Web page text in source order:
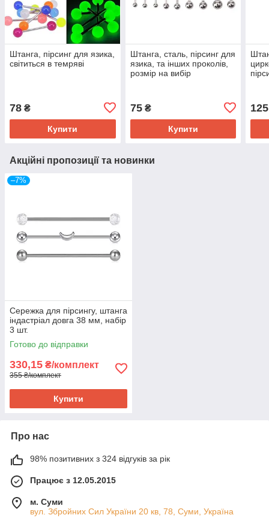
Штанга, пірсинг для язика,
світиться в темряві
78 ₴
Купити
Штанга, сталь, пірсинг для
язика, та інших проколів,
розмір на вибір
75₴
Купити
125
Акційні пропозиції та новинки
–7%
Сережка для пірсингу, штанга
індастріал довга 38 мм, набір
3 шт.
Готово до відправки
330,15 ₴/комплект
355 ₴/комплект
Купити
Про нас
98% позитивних з 324 відгуків за рік
Працює з 12.05.2015
м. Суми
вул. Збройних Сил України 20 кв, 78, Суми, Україна